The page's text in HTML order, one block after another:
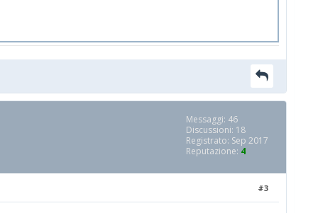
Messaggi: 46
Discussioni: 18
Registrato: Sep 2017
Reputazione: 4
#3